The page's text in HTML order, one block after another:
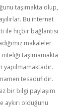
taşımakta olup,
Bu internet
ile hiçbir bağlantısı
makaleler
taşımamakta
yapılmamaktadır.
tesadüfidir.
bir bilgi paylaşım
olduğunu